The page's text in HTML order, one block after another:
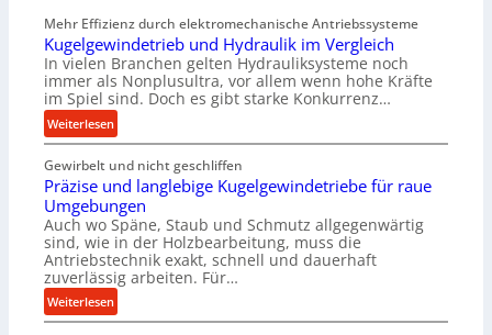
i
g
e
r
t
U
t
z
u
n
d
A
h
r
A
r
b
e
t
s
l
o
s
e
w
Mehr Effizienz durch elektromechanische Antriebssysteme
Kugelgewindetrieb und Hydraulik im Vergleich
In vielen Branchen gelten Hydrauliksysteme noch
immer als Nonplusultra, vor allem wenn hohe Kräfte
im Spiel sind. Doch es gibt starke Konkurrenz…
Weiterlesen:
K
u
g
e
l
g
e
w
i
Gewirbelt und nicht geschliffen
Präzise und langlebige Kugelgewindetriebe für raue
Umgebungen
Auch wo Späne, Staub und Schmutz allgegenwärtig
sind, wie in der Holzbearbeitung, muss die
Antriebstechnik exakt, schnell und dauerhaft
zuverlässig arbeiten. Für…
Weiterlesen:
P